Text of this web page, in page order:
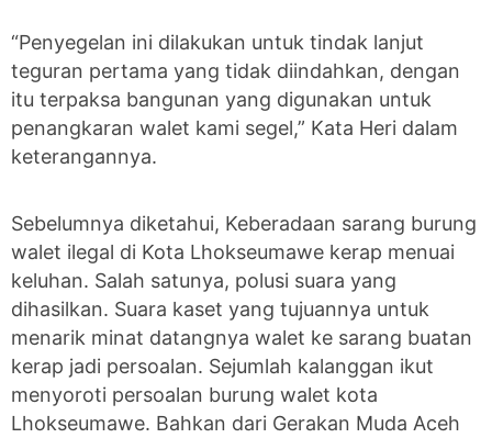
“Penyegelan ini dilakukan untuk tindak lanjut
teguran pertama yang tidak diindahkan, dengan
itu terpaksa bangunan yang digunakan untuk
penangkaran walet kami segel,” Kata Heri dalam
keterangannya.
Sebelumnya diketahui, Keberadaan sarang burung
walet ilegal di Kota Lhokseumawe kerap menuai
keluhan. Salah satunya, polusi suara yang
dihasilkan. Suara kaset yang tujuannya untuk
menarik minat datangnya walet ke sarang buatan
kerap jadi persoalan. Sejumlah kalanggan ikut
menyoroti persoalan burung walet kota
Lhokseumawe. Bahkan dari Gerakan Muda Aceh